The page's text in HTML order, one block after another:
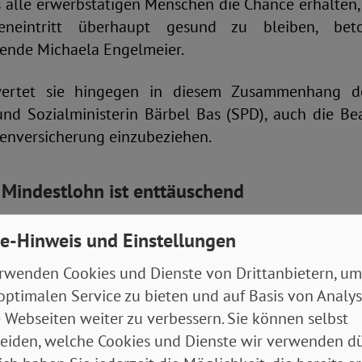
überhaupt gesund zu bleiben,
Michaela Engelmeier.
sie hingegen in diesem Zusammenhang
Sozialministerin Bärbel Bas (SPD), auch die
einzubeziehen.
ist enttäuschend
das Thema Altersarmut aus SoVD-Sicht ein
Neben der Anhebung des
wirksame Gegenmaßnahmen Verbesserungen
Freibetrag in der Grundsicherung und bei
hat aus Sicht des SoVD die
Hinweis und Einstellungen
Cookies und Dienste von Drittanbietern,
Service zu bieten und auf Basis von
Webseiten weiter zu verbessern. Sie können selbst
welche Cookies und Dienste wir verwenden